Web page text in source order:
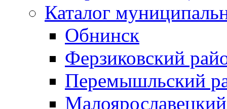
Каталог
Обнинск
Ферзиковский
Перемышльский